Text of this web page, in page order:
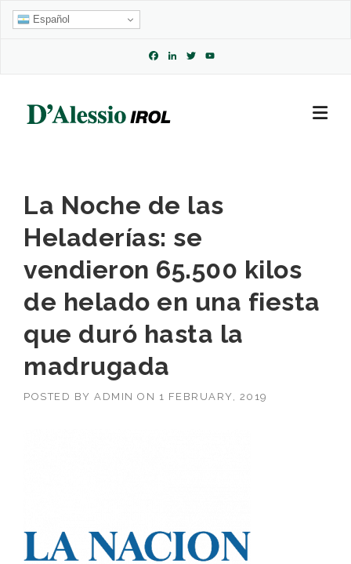
Skip
Español
Facebook
LinkedIn
Twitter
La Noche de las
Heladerías: se
vendieron 65.500 kilos
de helado en una fiesta
que duró hasta la
madrugada
POSTED BY ADMIN ON 1 FEBRUARY, 2019